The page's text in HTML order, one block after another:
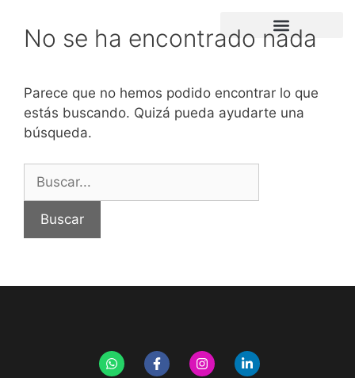
No se ha encontrado nada
Parece que no hemos podido encontrar lo que
estás buscando. Quizá pueda ayudarte una
búsqueda.